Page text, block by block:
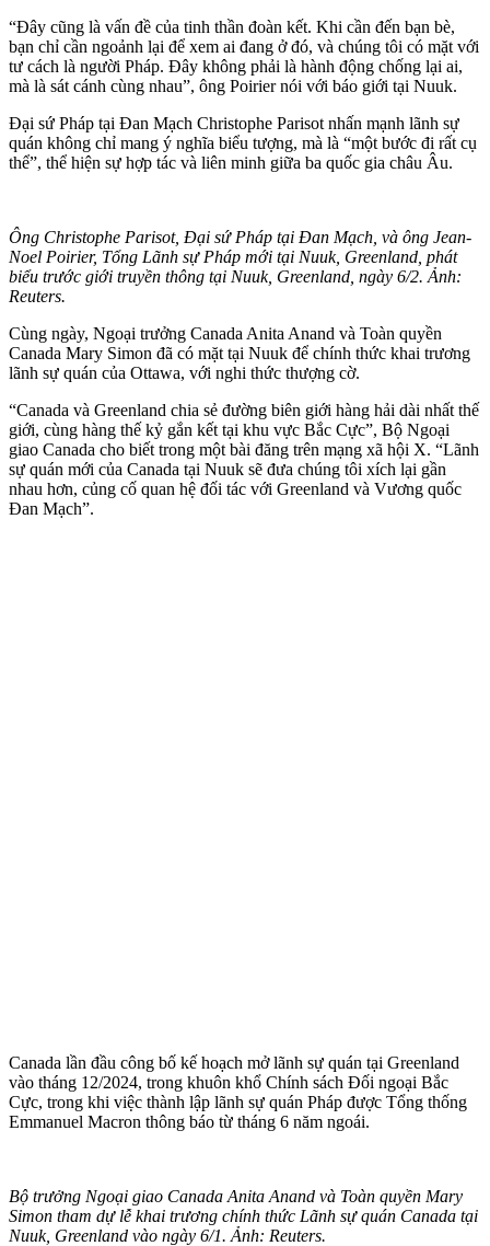
“Đây cũng là vấn đề của tinh thần đoàn kết. Khi cần đến bạn bè,
bạn chỉ cần ngoảnh lại để xem ai đang ở đó, và chúng tôi có mặt với
tư cách là người Pháp. Đây không phải là hành động chống lại ai,
mà là sát cánh cùng nhau”, ông Poirier nói với báo giới tại Nuuk.
Đại sứ Pháp tại Đan Mạch Christophe Parisot nhấn mạnh lãnh sự
quán không chỉ mang ý nghĩa biểu tượng, mà là “một bước đi rất cụ
thể”, thể hiện sự hợp tác và liên minh giữa ba quốc gia châu Âu.
Ông Christophe Parisot, Đại sứ Pháp tại Đan Mạch, và ông Jean-
Noel Poirier, Tổng Lãnh sự Pháp mới tại Nuuk, Greenland, phát
biểu trước giới truyền thông tại Nuuk, Greenland, ngày 6/2. Ảnh:
Reuters.
Cùng ngày, Ngoại trưởng Canada Anita Anand và Toàn quyền
Canada Mary Simon đã có mặt tại Nuuk để chính thức khai trương
lãnh sự quán của Ottawa, với nghi thức thượng cờ.
“Canada và Greenland chia sẻ đường biên giới hàng hải dài nhất thế
giới, cùng hàng thế kỷ gắn kết tại khu vực Bắc Cực”, Bộ Ngoại
giao Canada cho biết trong một bài đăng trên mạng xã hội X. “Lãnh
sự quán mới của Canada tại Nuuk sẽ đưa chúng tôi xích lại gần
nhau hơn, củng cố quan hệ đối tác với Greenland và Vương quốc
Đan Mạch”.
Canada lần đầu công bố kế hoạch mở lãnh sự quán tại Greenland
vào tháng 12/2024, trong khuôn khổ Chính sách Đối ngoại Bắc
Cực, trong khi việc thành lập lãnh sự quán Pháp được Tổng thống
Emmanuel Macron thông báo từ tháng 6 năm ngoái.
Bộ trưởng Ngoại giao Canada Anita Anand và Toàn quyền Mary
Simon tham dự lễ khai trương chính thức Lãnh sự quán Canada tại
Nuuk, Greenland vào ngày 6/1. Ảnh: Reuters.